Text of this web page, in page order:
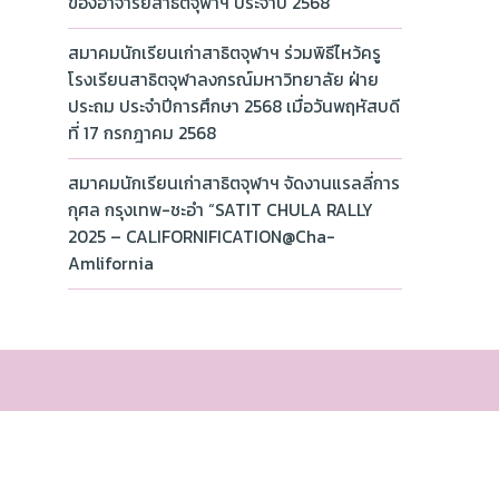
สมาคมนักเรียนเก่าสาธิตจุฬาฯ ร่วมพิธีไหว้ครู
โรงเรียนสาธิตจุฬาลงกรณ์มหาวิทยาลัย ฝ่าย
ประถม ประจำปีการศึกษา 2568 เมื่อวันพฤหัสบดี
ที่ 17 กรกฎาคม 2568
สมาคมนักเรียนเก่าสาธิตจุฬาฯ จัดงานแรลลี่การ
กุศล กรุงเทพ-ชะอำ “SATIT CHULA RALLY
2025 – CALIFORNIFICATION@Cha-
Amlifornia